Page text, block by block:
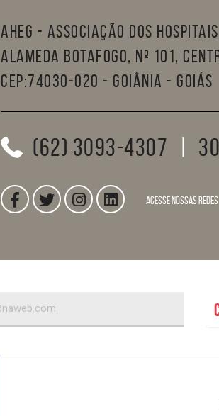
AHEG - Associação dos
Alameda Botafogo, nº 101,
CEP:74030-020 - Goiânia - Goiás
(62) 3093-4307
acesse nossas redes